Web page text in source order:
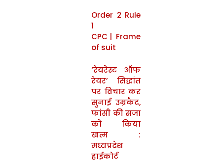
Order 2 Rule
1
CPC | Frame
of suit
‘रेयरेस्ट ऑफ
रेयर’ सिद्धांत
पर विचार कर
सुनाई उम्रकैद,
फांसी की सजा
को किया
खत्म :
मध्यप्रदेश
हाईकोर्ट